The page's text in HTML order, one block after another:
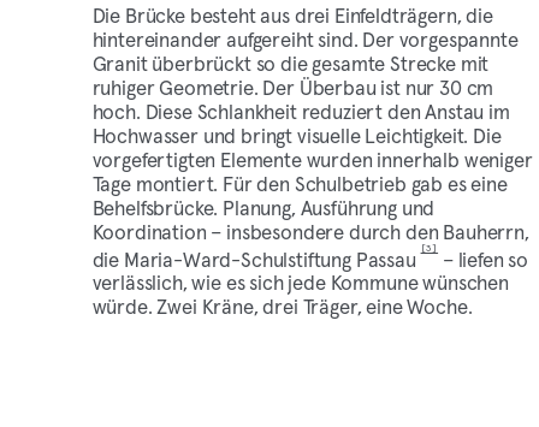
Die Brücke besteht aus drei Einfeldträgern, die
hintereinander aufgereiht sind. Der vorgespannte
Granit überbrückt so die gesamte Strecke mit
ruhiger Geometrie. Der Überbau ist nur 30 cm
hoch. Diese Schlankheit reduziert den Anstau im
Hochwasser und bringt visuelle Leichtigkeit. Die
vorgefertigten Elemente wurden innerhalb weniger
Tage montiert. Für den Schulbetrieb gab es eine
Behelfsbrücke. Planung, Ausführung und
Koordination – insbesondere durch den Bauherrn,
die Maria-Ward-Schulstiftung Passau[3]
– liefen so
verlässlich, wie es sich jede Kommune wünschen
würde. Zwei Kräne, drei Träger, eine Woche.